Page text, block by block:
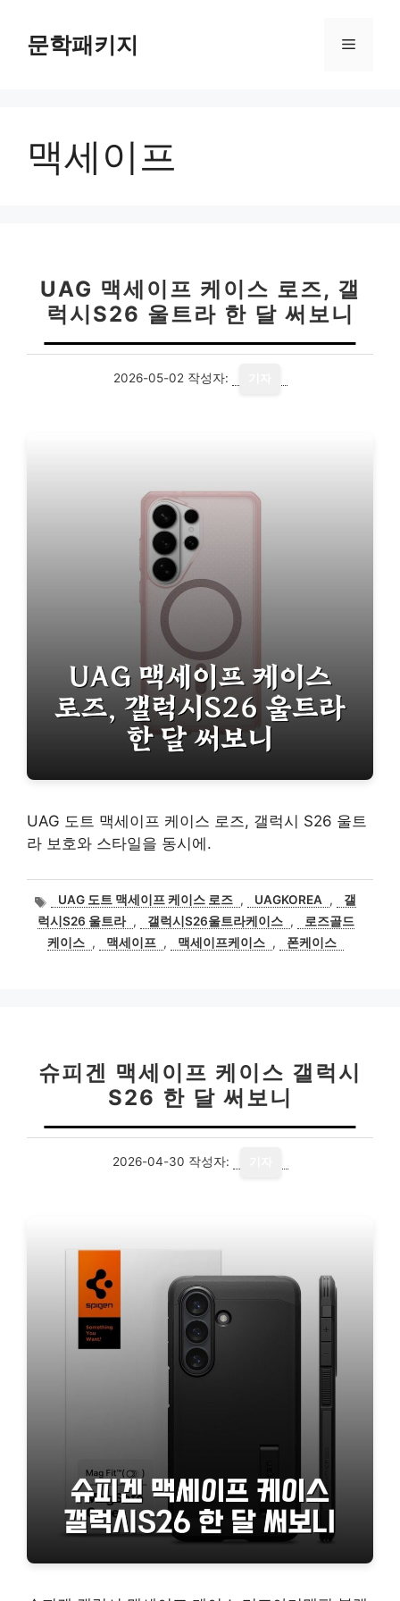
문학패키지 메
맥세이프
UAG 맥세이프 케이스 로즈, 갤
럭시S26 울트라 한 달 써보니
2026-05-02 작성자:
UAG 도트 맥세이프 케이스 로즈, 갤럭시 S26 울트
라 보호와 스타일을 동시에.
태
그
UAG 도트 맥세이프 케이스 로즈 , UAGKOREA ,
갤
럭시S26 울트라 , 갤럭시S26울트라케이스 ,
로즈골드
케이스 , 맥세이프 , 맥세이프케이스 , 폰케이스
슈피겐 맥세이프 케이스 갤럭시
S26 한 달 써보니
2026-04-30 작성자: